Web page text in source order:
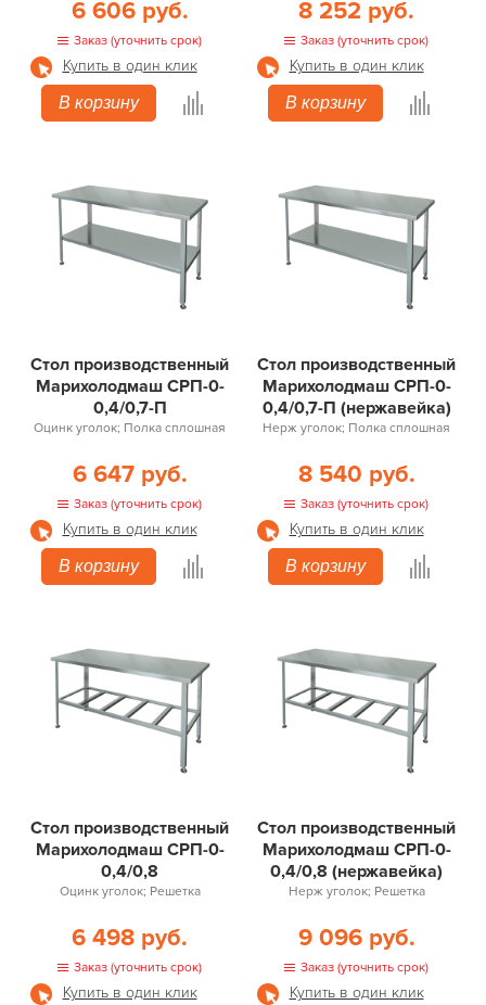
6 606 руб.
Заказ (уточнить срок)
Купить в один клик
В корзину
8 252 руб.
Заказ (уточнить срок)
Купить в один клик
В корзину
Стол производственный
Марихолодмаш СРП-0-
0,4/0,7-П
Оцинк уголок; Полка сплошная
6 647 руб.
Заказ (уточнить срок)
Купить в один клик
В корзину
Стол производственный
Марихолодмаш СРП-0-
0,4/0,7-П (нержавейка)
Нерж уголок; Полка сплошная
8 540 руб.
Заказ (уточнить срок)
Купить в один клик
В корзину
Стол производственный
Марихолодмаш СРП-0-
0,4/0,8
Оцинк уголок; Решетка
6 498 руб.
Заказ (уточнить срок)
Купить в один клик
Стол производственный
Марихолодмаш СРП-0-
0,4/0,8 (нержавейка)
Нерж уголок; Решетка
9 096 руб.
Заказ (уточнить срок)
Купить в один клик